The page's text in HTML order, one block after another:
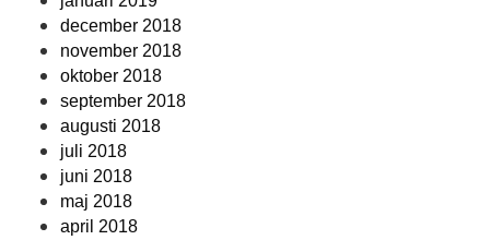
december 2018
november 2018
oktober 2018
september 2018
augusti 2018
juli 2018
juni 2018
maj 2018
april 2018